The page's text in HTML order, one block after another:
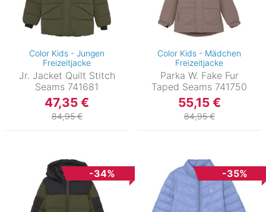
Color Kids - Jungen
Freizeitjacke
Jr. Jacket Quilt Stitch
Seams 741681
47,35 €
84,95 €
Color Kids - Mädchen
Freizeitjacke
Parka W. Fake Fur
Taped Seams 741750
55,15 €
84,95 €
-34% -35%